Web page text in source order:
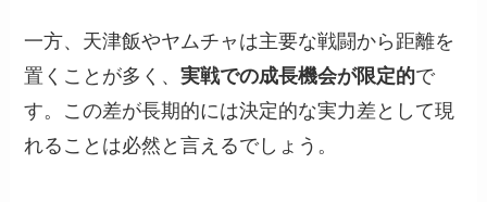
一方、天津飯やヤムチャは主要な戦闘から距離を
置くことが多く、実戦での成長機会が限定的で
す。この差が長期的には決定的な実力差として現
れることは必然と言えるでしょう。